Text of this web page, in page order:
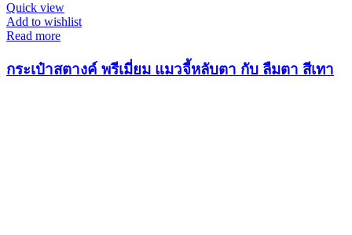
Quick view
Add to wishlist
Read more
กระเป๋าสตางค์ พรีเมี่ยม แมวจี้หลับตา กับ ลืมตา สีเทา